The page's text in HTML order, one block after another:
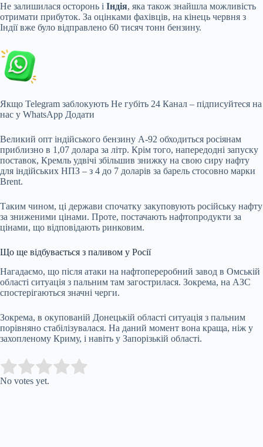
Не залишилася осторонь і Індія, яка також знайшла можливість
отримати прибуток. За оцінками фахівців, на кінець червня з
Індії вже було відправлено 60 тисяч тонн бензину.
Якщо Telegram заблокують Не губіть 24 Канал – підписуйтеся на
нас у WhatsApp Додати
Великий опт індійського бензину А-92 обходиться росіянам
приблизно в 1,07 долара за літр. Крім того, напередодні запуску
поставок, Кремль удвічі збільшив знижку на свою сиру нафту
для індійських НПЗ – з 4 до 7 доларів за барель стосовно марки
Brent.
Таким чином, ці держави спочатку закуповують російську нафту
за зниженими цінами. Проте, постачають нафтопродукти за
цінами, що відповідають ринковим.
Що ще відбувається з паливом у Росії
Нагадаємо, що після атаки на нафтопереробний завод в Омській
області ситуація з пальним там загострилася. Зокрема, на АЗС
спостерігаються значні черги.
Зокрема, в окупованій Донецькій області ситуація з пальним
порівняно стабілізувалася. На даний момент вона краща, ніж у
захопленому Криму, і навіть у Запорізькій області.
Rate this item:
No votes yet.